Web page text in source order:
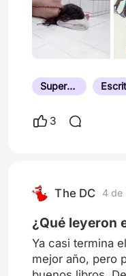
Supervivencia
3
The DC 4 de
¿Qué leyeron
Ya casi termina
mejor año, pero